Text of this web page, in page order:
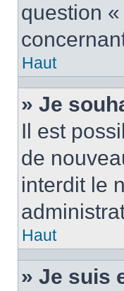
question
Haut
» Je
Il est
de
interdit le
Haut
» Je suis